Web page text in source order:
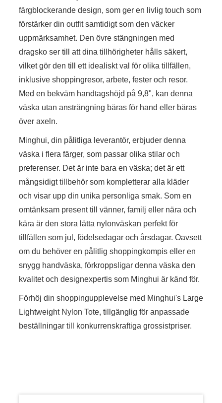
färgblockerande design, som ger en livlig touch som
förstärker din outfit samtidigt som den väcker
uppmärksamhet. Den övre stängningen med
dragsko ser till att dina tillhörigheter hålls säkert,
vilket gör den till ett idealiskt val för olika tillfällen,
inklusive shoppingresor, arbete, fester och resor.
Med en bekväm handtagshöjd på 9,8", kan denna
väska utan ansträngning bäras för hand eller bäras
över axeln.
Minghui, din pålitliga leverantör, erbjuder denna
väska i flera färger, som passar olika stilar och
preferenser. Det är inte bara en väska; det är ett
mångsidigt tillbehör som kompletterar alla kläder
och visar upp din unika personliga smak. Som en
omtänksam present till vänner, familj eller nära och
kära är den stora lätta nylonväskan perfekt för
tillfällen som jul, födelsedagar och årsdagar. Oavsett
om du behöver en pålitlig shoppingkompis eller en
snygg handväska, förkroppsligar denna väska den
kvalitet och designexpertis som Minghui är känd för.
Förhöj din shoppingupplevelse med Minghui's Large
Lightweight Nylon Tote, tillgänglig för anpassade
beställningar till konkurrenskraftiga grossistpriser.